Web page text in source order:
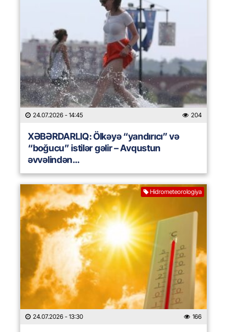
24.07.2026 - 14:45 204
XƏBƏRDARLIQ: Ölkəyə “yandırıcı” və
“boğucu” istilər gəlir – Avqustun
əvvəlindən…
Hidrometeorologiya
24.07.2026 - 13:30 166